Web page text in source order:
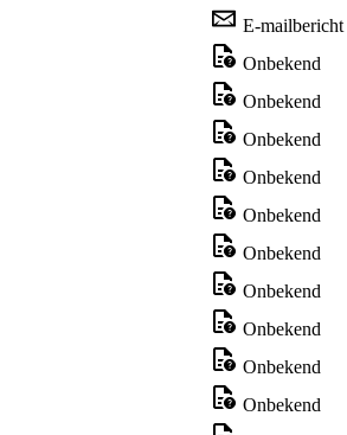
E-mailbericht
Onbekend
Onbekend
Onbekend
Onbekend
Onbekend
Onbekend
Onbekend
Onbekend
Onbekend
Onbekend